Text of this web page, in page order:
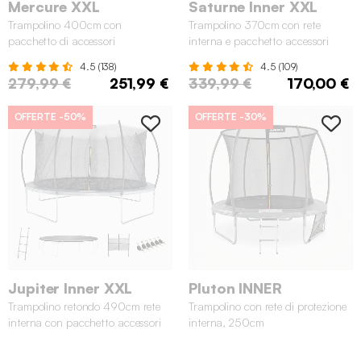
Mercure XXL
Trampolino 400cm con
pacchetto di accessori
4.5 (138)
279,99 € 251,99 €
Saturne Inner XXL
Trampolino 370cm con rete
interna e pacchetto accessori
4.5 (109)
339,99 € 170,00 €
OFFERTE -50%
Jupiter Inner XXL
Trampolino retondo 490cm rete
interna con pacchetto accessori
OFFERTE -30%
Pluton INNER
Trampolino con rete di protezione
interna, 250cm